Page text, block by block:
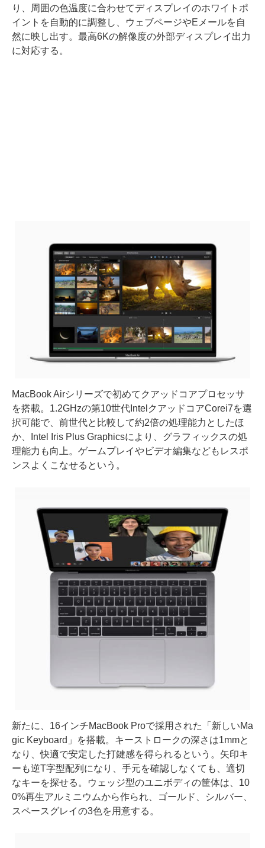
り、周囲の色温度に合わせてディスプレイのホワイトポ
イントを自動的に調整し、ウェブページやEメールを自
然に映し出す。最高6Kの解像度の外部ディスプレイ出力
に対応する。
MacBook Airシリーズで初めてクアッドコアプロセッサ
を搭載。1.2GHzの第10世代IntelクアッドコアCorei7を選
択可能で、前世代と比較して約2倍の処理能力としたほ
か、Intel Iris Plus Graphicsにより、グラフィックスの処
理能力も向上。ゲームプレイやビデオ編集などもレスポ
ンスよくこなせるという。
新たに、16インチMacBook Proで採用された「新しいMa
gic Keyboard」を搭載。キーストロークの深さは1mmと
なり、快適で安定した打鍵感を得られるという。矢印キ
ーも逆T字型配列になり、手元を確認しなくても、適切
なキーを探せる。ウェッジ型のユニボディの筐体は、10
0%再生アルミニウムから作られ、ゴールド、シルバー、
スペースグレイの3色を用意する。